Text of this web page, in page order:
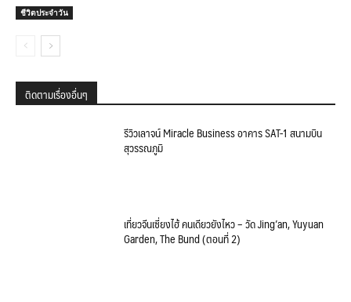
ชีวิตประจำวัน
ติดตามเรื่องอื่นๆ
รีวิวเลาจน์ Miracle Business อาคาร SAT-1 สนามบิน
สุวรรณภูมิ
เที่ยวจีนเซี่ยงไฮ้ คนเดียวยังไหว – วัด Jing’an, Yuyuan
Garden, The Bund (ตอนที่ 2)